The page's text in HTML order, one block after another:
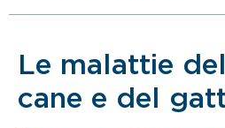
Le malattie
cane e del